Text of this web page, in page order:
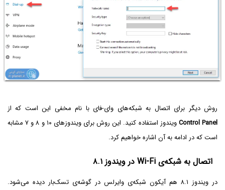
روش دیگر برای اتصال به شبکه‌های وای-فای با نام مخفی این است که از
Control Panel
ویندوز استفاده کنید. این روش برای ویندوزهای ۱۰ و ۸ و ۷ مشابه
است که در ادامه به آن اشاره خواهیم کرد.
اتصال به شبکه‌ی Wi-Fi در ویندوز ۸.۱
در ویندوز ۸.۱ هم آیکون شبکه‌ی وایرلس در گوشه‌ی تسک‌بار دیده می‌شود.